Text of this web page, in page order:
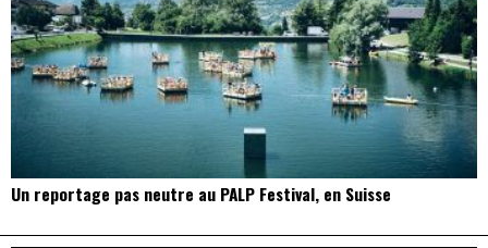
Un reportage pas neutre au PALP Festival, en Suisse